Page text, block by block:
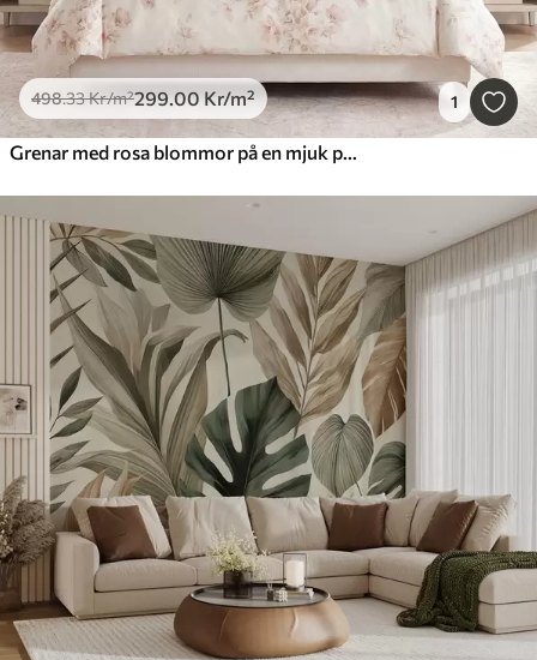
498.33Kr/m²299.00Kr/m² 1
Grenar med rosa blommor på en mjuk pastellbakgrund